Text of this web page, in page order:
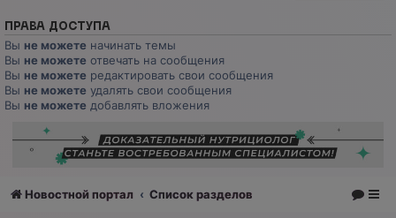
ПРАВА ДОСТУПА
Вы не можете начинать темы
Вы не можете отвечать на сообщения
Вы не можете редактировать свои сообщения
Вы не можете удалять свои сообщения
Вы не можете добавлять вложения
Новостной портал Список разделов